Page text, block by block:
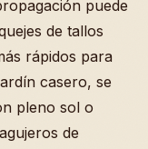
puede
de tallos
rápidos para
casero, se
pleno sol o
de